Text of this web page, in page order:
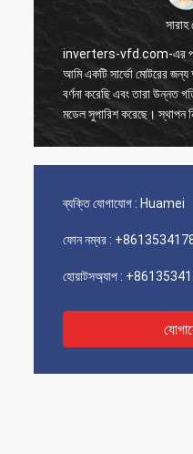
সারাহ
inverters-vfd.com-এর
আমি একটি সার্ভো মোটরের জন্য
বর্ণনা করেছি এবং তারা উন্নত
মডেল সুপারিশ করেছে। স্থাপন
আমাদের চক্রের সময় উন্নত
ব্যক্তি যোগাযোগ : Huamei
ফোন নম্বর :
হোয়াটসঅ্যাপ :